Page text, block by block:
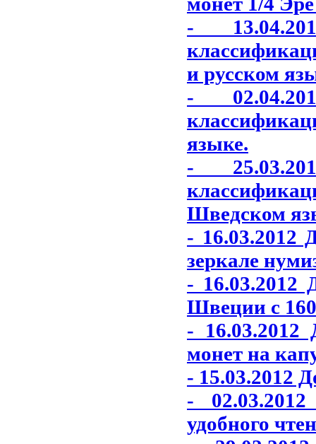
-
и русском
-
языке.
-
Шведском
- 16.03.2012
зеркале
- 16.03.2012
Швеции с
-
монет на
- 15.03.2012
-
удобного